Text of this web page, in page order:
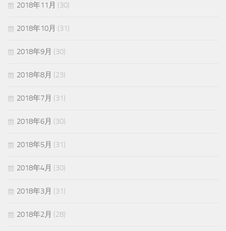
2018年11月 (30)
2018年10月 (31)
2018年9月 (30)
2018年8月 (23)
2018年7月 (31)
2018年6月 (30)
2018年5月 (31)
2018年4月 (30)
2018年3月 (31)
2018年2月 (28)